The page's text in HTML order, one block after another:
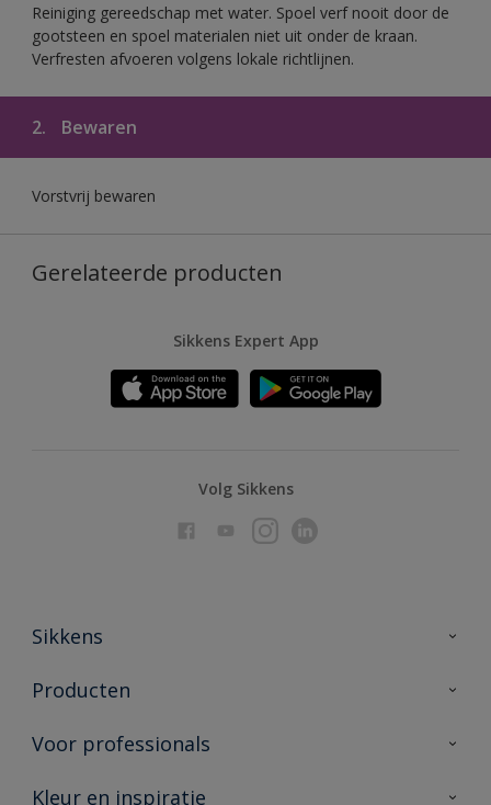
Reiniging gereedschap met water. Spoel verf nooit door de
gootsteen en spoel materialen niet uit onder de kraan.
Verfresten afvoeren volgens lokale richtlijnen.
2. Bewaren
Vorstvrij bewaren
Gerelateerde producten
Sikkens Expert App
Volg Sikkens
Sikkens
Over Sikkens
Duurzaamheid
Producten
Producten voor binnen
Voor professionals
Advies & service
Kleur en inspiratie